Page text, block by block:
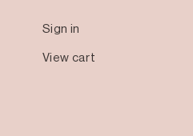
Sign in
View cart